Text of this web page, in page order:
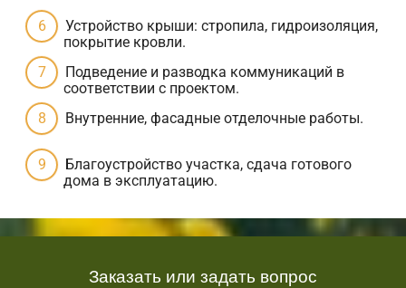
Устройство крыши: стропила, гидроизоляция,
покрытие кровли.
Подведение и разводка коммуникаций в
соответствии с проектом.
Внутренние, фасадные отделочные работы.
Благоустройство участка, сдача готового
дома в эксплуатацию.
Заказать или задать вопрос